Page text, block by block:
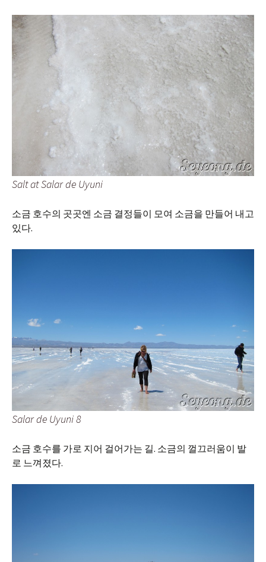
Salt at Salar de Uyuni
소금 호수의 곳곳엔 소금 결정들이 모여 소금을 만들어 내고
있다.
Salar de Uyuni 8
소금 호수를 가로 지어 걸어가는 길. 소금의 껄끄러움이 발
로 느껴졌다.